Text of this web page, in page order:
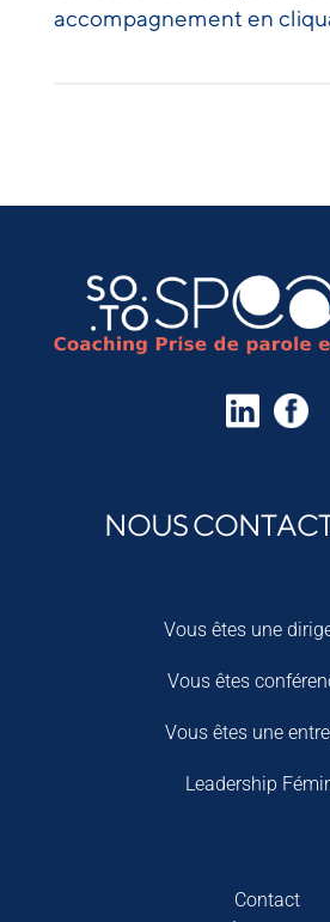
accompagnement en
NOUS
Vous êtes une
Vous êtes
Vous êtes une
Leadership
Contact